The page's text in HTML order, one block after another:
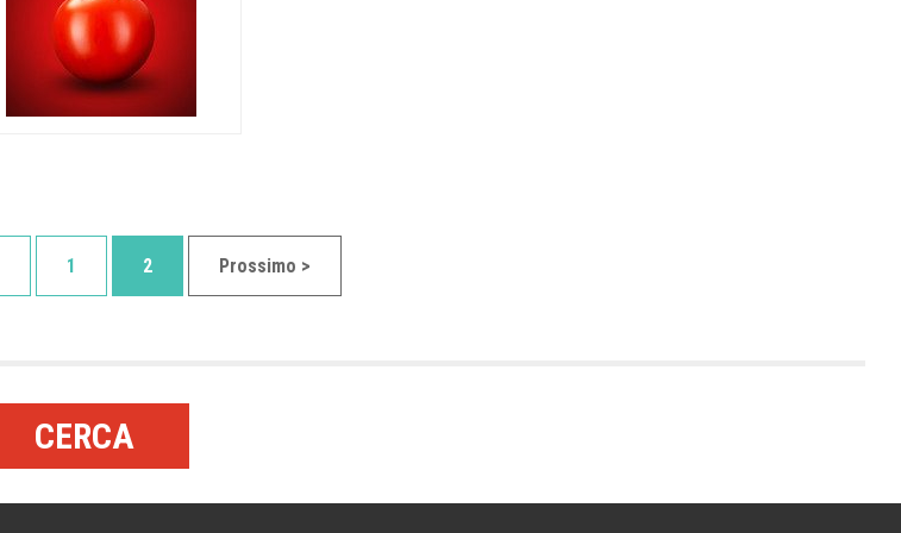
1 2 Prossimo >
CERCA